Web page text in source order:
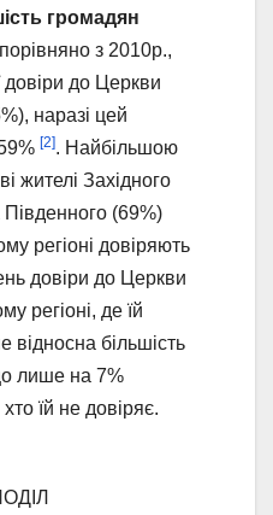
громадян
з 2010р.,
довіри до Церкви
наразі цей
[2]. Найбільшою
жителі Західного
Південного (69%)
регіоні довіряють
довіри до Церкви
регіоні, де їй
відносна більшість
лише на 7%
їй не довіряє.